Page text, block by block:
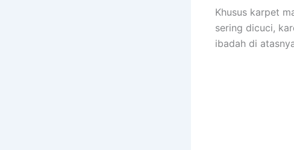
Khusus karpet
ѕеrіng dicuci,
ibadah dі